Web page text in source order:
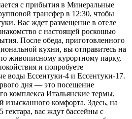
с прибытия в Минеральные
трансфер в 12:30, чтобы
Вас ждет размещение в отеле
с настоящей роскошью
После обеда, приготовленного
кухни, вы отправитесь на
живописному курортному парку,
и попробуете
воды Ессентуки-4 и Ессентуки-17.
дня — это посещение
комплекса Итальянские термы,
изысканного комфорта. Здесь, на
вас ждут бассейны с